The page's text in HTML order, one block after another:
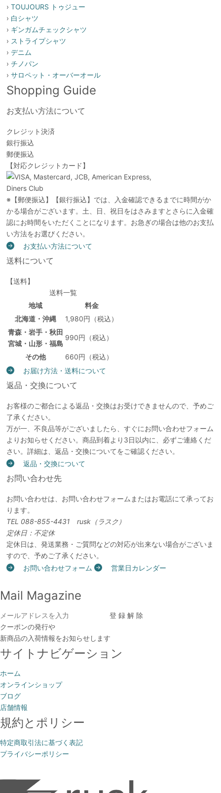
›TOUJOURS トゥジュー
› 白シャツ
› ギンガムチェックシャツ
› ストライプシャツ
›デニム
›チノパン
›サロペット・オーバーオール
Shopping Guide
お支払い方法について
クレジット決済
銀行振込
郵便振込
【対応クレジットカード】
※【郵便振込】【銀行振込】では、入金確認できるまでに時間がか
かる場合がございます。土、日、祝日をはさみますとさらに入金確
認にお時間をいただくことになります。お急ぎの場合は他のお支払
い方法をお選びください。
お支払い方法について
送料について
【送料】
送料一覧
地域
料金
北海道・沖縄
1,980円（税込）
青森・岩手・秋田
宮城・山形・福島
990円（税込）
その他
660円（税込）
お届け方法・送料について
返品・交換について
お客様のご都合による返品・交換はお受けできませんので、予めご
了承ください。
万が一、不良品等がございましたら、すぐにお問い合わせフォーム
よりお知らせください。商品到着より3日以内に、必ずご連絡くだ
さい。詳細は、返品・交換についてをご確認ください。
返品・交換について
お問い合わせ先
お問い合わせは、お問い合わせフォームまたはお電話にて承ってお
ります。
TEL 088-855-4431 rusk（ラスク）
定休日：不定休
定休日は、発送業務・ご質問などの対応が出来ない場合がございま
すので、予めご了承ください。
お問い合わせフォーム
営業日カレンダー
Mail Magazine
クーポンの発行や
新商品の入荷情報をお知らせします
サイトナビゲーション
ホーム
オンラインショップ
ブログ
店舗情報
規約とポリシー
特定商取引法に基づく表記
プライバシーポリシー